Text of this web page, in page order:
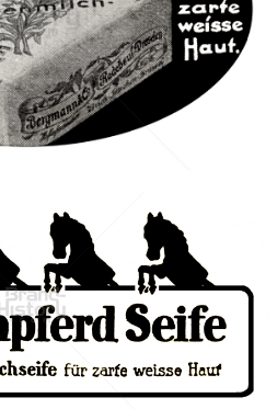
SEIFE
Bergmann & Co., Radebeul-
Dresden
1924
SEIFE
Bergmann & Co., Radebeul-
Bild-ID: 40435